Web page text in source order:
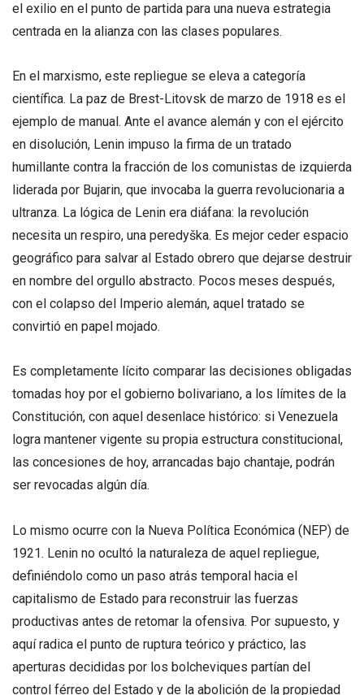
el exilio en el punto de partida para una nueva estrategia
centrada en la alianza con las clases populares.
En el marxismo, este repliegue se eleva a categoría
científica. La paz de Brest-Litovsk de marzo de 1918 es el
ejemplo de manual. Ante el avance alemán y con el ejército
en disolución, Lenin impuso la firma de un tratado
humillante contra la fracción de los comunistas de izquierda
liderada por Bujarin, que invocaba la guerra revolucionaria a
ultranza. La lógica de Lenin era diáfana: la revolución
necesita un respiro, una peredyška. Es mejor ceder espacio
geográfico para salvar al Estado obrero que dejarse destruir
en nombre del orgullo abstracto. Pocos meses después,
con el colapso del Imperio alemán, aquel tratado se
convirtió en papel mojado.
Es completamente lícito comparar las decisiones obligadas
tomadas hoy por el gobierno bolivariano, a los límites de la
Constitución, con aquel desenlace histórico: si Venezuela
logra mantener vigente su propia estructura constitucional,
las concesiones de hoy, arrancadas bajo chantaje, podrán
ser revocadas algún día.
Lo mismo ocurre con la Nueva Política Económica (NEP) de
1921. Lenin no ocultó la naturaleza de aquel repliegue,
definiéndolo como un paso atrás temporal hacia el
capitalismo de Estado para reconstruir las fuerzas
productivas antes de retomar la ofensiva. Por supuesto, y
aquí radica el punto de ruptura teórico y práctico, las
aperturas decididas por los bolcheviques partían del
control férreo del Estado y de la abolición de la propiedad